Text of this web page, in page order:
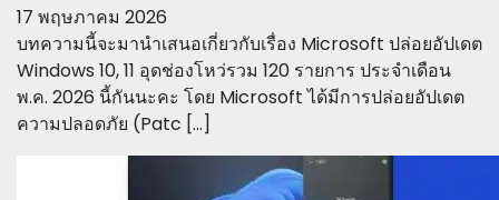
17 พฤษภาคม 2026
บทความนี้จะมานำเสนอเกี่ยวกับเรื่อง Microsoft ปล่อยอัปเดต
Windows 10, 11 อุดช่องโหว่รวม 120 รายการ ประจำเดือน
พ.ค. 2026 นี้กันนะคะ โดย Microsoft ได้มีการปล่อยอัปเดต
ความปลอดภัย (Patc […]